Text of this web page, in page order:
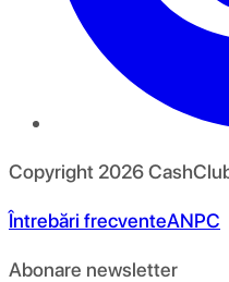
Copyright 2026
Întrebări frecventeANPC
Abonare newsletter